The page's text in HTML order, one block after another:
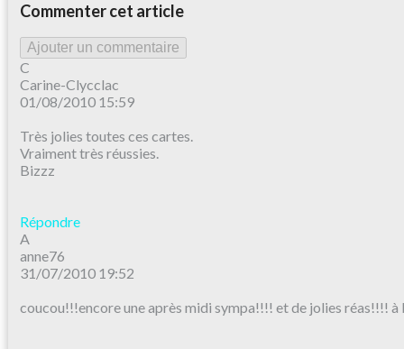
Commenter cet article
Ajouter un commentaire
C
Carine-Clycclac
01/08/2010 15:59
Très jolies toutes ces cartes.
Vraiment très réussies.
Bizzz
Répondre
A
anne76
31/07/2010 19:52
coucou!!!encore une après midi sympa!!!! et de jolies réas!!!!